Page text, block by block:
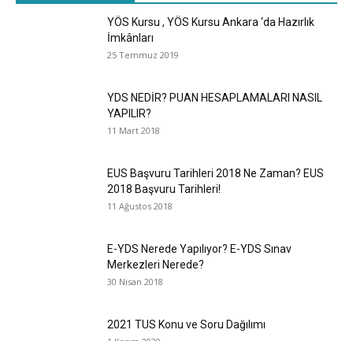
YÖS Kursu , YÖS Kursu Ankara ‘da Hazırlık
İmkânları
25 Temmuz 2019
YDS NEDİR? PUAN HESAPLAMALARI NASIL
YAPILIR?
11 Mart 2018
EUS Başvuru Tarihleri 2018 Ne Zaman? EUS
2018 Başvuru Tarihleri!
11 Ağustos 2018
E-YDS Nerede Yapılıyor? E-YDS Sınav
Merkezleri Nerede?
30 Nisan 2018
2021 TUS Konu ve Soru Dağılımı